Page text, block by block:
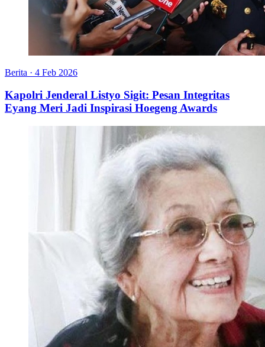
Berita · 4 Feb 2026
Kapolri Jenderal Listyo Sigit: Pesan Integritas
Eyang Meri Jadi Inspirasi Hoegeng Awards